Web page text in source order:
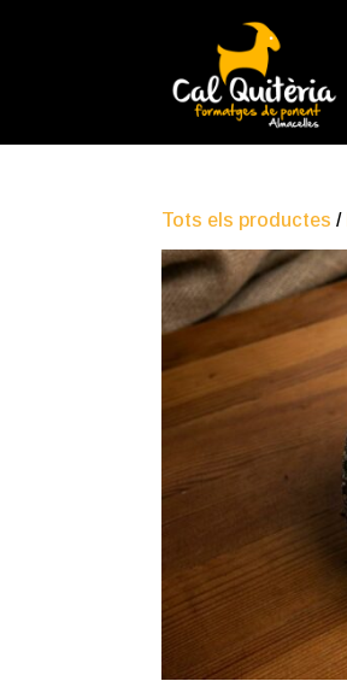
Tots els productes /